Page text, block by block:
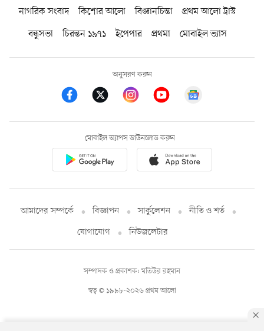
নাগরিক সংবাদ কিশোর আলো বিজ্ঞানচিন্তা
প্রথম আলো ট্রাস্ট
বন্ধুসভা
চিরন্তন ১৯৭১ ইপেপার প্রথমা মোবাইল ভ্যাস
অনুসরণ করুন
মোবাইল অ্যাপস ডাউনলোড করুন
আমাদের সম্পর্কে বিজ্ঞাপন সার্কুলেশন
নীতি ও শর্ত
যোগাযোগ
নিউজলেটার
স্বত্ব © ১৯৯৮-২০২৬ প্রথম আলো
সম্পাদক ও প্রকাশক: মতিউর রহমান